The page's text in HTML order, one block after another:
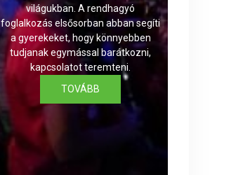
világukban. A rendhagyó
foglalkozás elsősorban abban segíti
a gyerekeket, hogy könnyebben
tudjanak egymással barátkozni,
kapcsolatot teremteni.
TOVÁBB